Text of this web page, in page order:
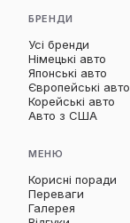
БРЕНДИ
Усі бренди
Німецькі авто
Японські авто
Європейські авто
Корейські авто
Авто з США
МЕНЮ
Корисні поради
Переваги
Галерея